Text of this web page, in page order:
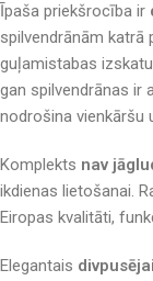
Īpaša priekšrocība ir
spilvendrānām katrā
guļamistabas
gan spilvendrānas ir
nodrošina vienkāršu
Komplekts nav
ikdienas lietošanai.
Eiropas kvalitāti,
Elegantais